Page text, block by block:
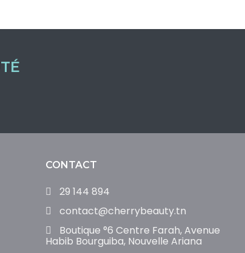
CONTACT
29 144 894
contact@cherrybeauty.tn
Boutique °6 Centre Farah, Avenue
Habib Bourguiba, Nouvelle Ariana